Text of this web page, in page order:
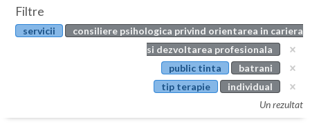
Botosani
Articole
Evenimente
Filtre
servicii
consiliere psihologica privind orientarea in cariera
si dezvoltarea profesionala
public tinta
batrani
tip terapie
individual
Un rezultat